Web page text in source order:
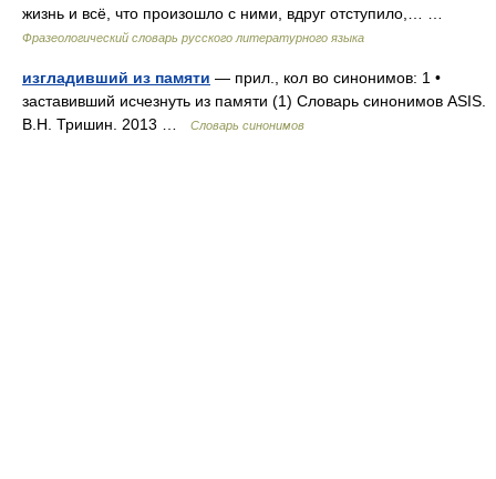
жизнь и всё, что произошло с ними, вдруг отступило,… …
Фразеологический словарь русского литературного языка
изгладивший из памяти — прил., кол во синонимов: 1 •
заставивший исчезнуть из памяти (1) Словарь синонимов ASIS.
В.Н. Тришин. 2013 …
Словарь синонимов